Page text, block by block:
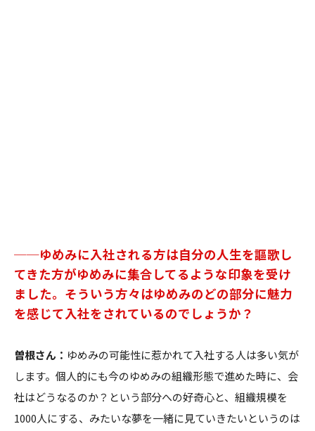
──ゆめみに入社される方は自分の人生を謳歌し
てきた方がゆめみに集合してるような印象を受け
ました。そういう方々はゆめみのどの部分に魅力
を感じて入社をされているのでしょうか？
曽根さん： ゆめみの可能性に惹かれて入社する人は多い気が
します。個人的にも今のゆめみの組織形態で進めた時に、会
社はどうなるのか？という部分への好奇心と、組織規模を
1000人にする、みたいな夢を一緒に見ていきたいというのは